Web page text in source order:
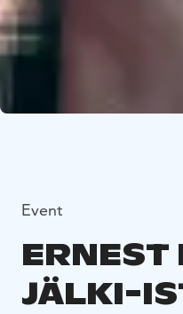
Event
ERNEST
JÄLKI-